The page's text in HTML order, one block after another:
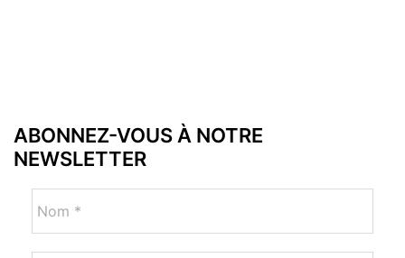
ABONNEZ-VOUS À NOTRE
NEWSLETTER